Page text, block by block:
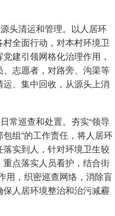
头清运和管理。以人居环
全面行动，对本村环境卫
建引领网格化治理作用，
志愿者，对路旁、沟渠等
、集中回收，从源头上消
常巡查和处置。夯实“领导
组”的工作责任，将人居环
实到人，针对环境卫生较
点落实人员看护，结合街
用，织密巡查网络，消除盲
人居环境整治和治污减霾